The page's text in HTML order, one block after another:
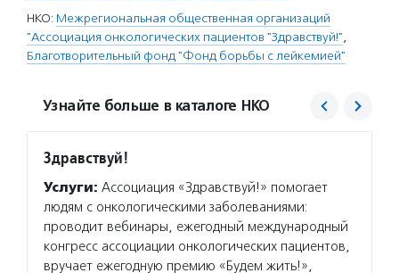
НКО: Межрегиональная общественная организаций
"Ассоциация онкологических пациентов "Здравствуй!",
Благотворительный фонд "Фонд борьбы с лейкемией"
Узнайте больше в каталоге НКО
Здравствуй!
Услуги: Ассоциация «Здравствуй!» помогает
людям с онкологическими заболеваниями:
проводит вебинары, ежегодный международный
конгресс ассоциации онкологических пациентов,
вручает ежегодную премию «Будем жить!»,